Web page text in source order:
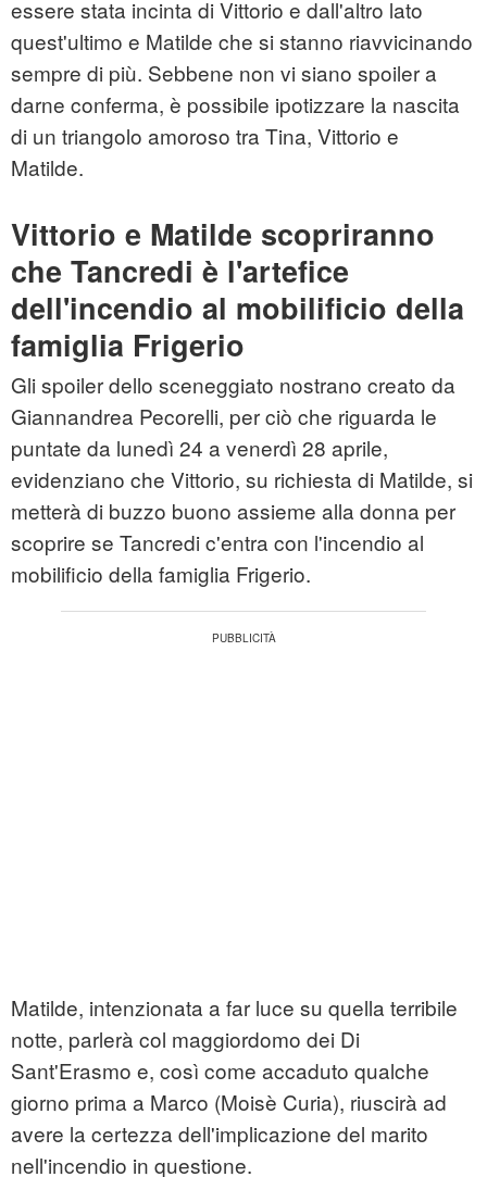
essere stata incinta di Vittorio e dall'altro lato
quest'ultimo e Matilde che si stanno riavvicinando
sempre di più. Sebbene non vi siano spoiler a
darne conferma, è possibile ipotizzare la nascita
di un triangolo amoroso tra Tina, Vittorio e
Matilde.
Vittorio e Matilde scopriranno
che Tancredi è l'artefice
dell'incendio al mobilificio della
famiglia Frigerio
Gli spoiler dello sceneggiato nostrano creato da
Giannandrea Pecorelli, per ciò che riguarda le
puntate da lunedì 24 a venerdì 28 aprile,
evidenziano che Vittorio, su richiesta di Matilde, si
metterà di buzzo buono assieme alla donna per
scoprire se Tancredi c'entra con l'incendio al
mobilificio della famiglia Frigerio.
Matilde, intenzionata a far luce su quella terribile
notte, parlerà col maggiordomo dei Di
Sant'Erasmo e, così come accaduto qualche
giorno prima a Marco (Moisè Curia), riuscirà ad
avere la certezza dell'implicazione del marito
nell'incendio in questione.